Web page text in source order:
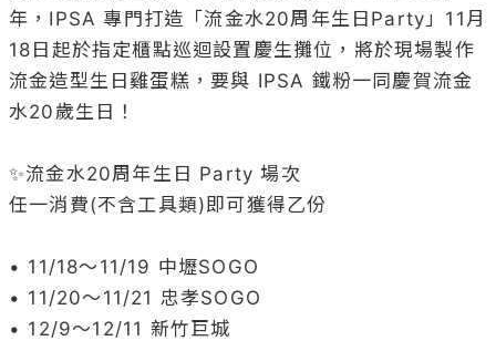
年，IPSA 專門打造「流金水20周年生日Party」11月
18日起於指定櫃點巡迴設置慶生攤位，將於現場製作
流金造型生日雞蛋糕，要與 IPSA 鐵粉一同慶賀流金
水20歲生日！
✨流金水20周年生日 Party 場次
任一消費(不含工具類)即可獲得乙份
• 11/18～11/19 中壢SOGO
• 11/20～11/21 忠孝SOGO
• 12/9～12/11 新竹巨城